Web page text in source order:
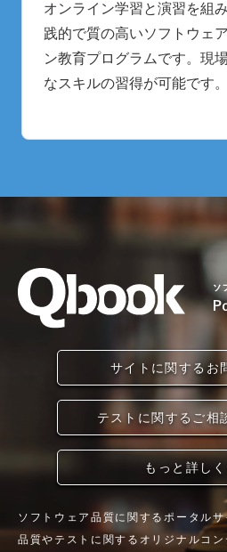
オンライン学習と演習を組
践的で質の高いソフトウェ
ン教育プログラムです。現
なスキルの習得が可能です。
サイトに関するお
テストに関するご相
もっと詳し
ソフトウェア品質に関するポータル
品質やテストに関するオリジナルコ